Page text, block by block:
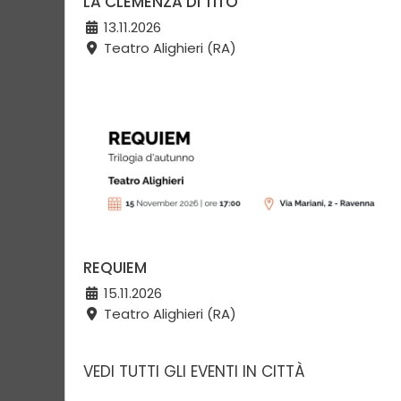
13.11.2026
Teatro Alighieri (RA)
REQUIEM
15.11.2026
Teatro Alighieri (RA)
VEDI TUTTI GLI EVENTI IN CITTÀ